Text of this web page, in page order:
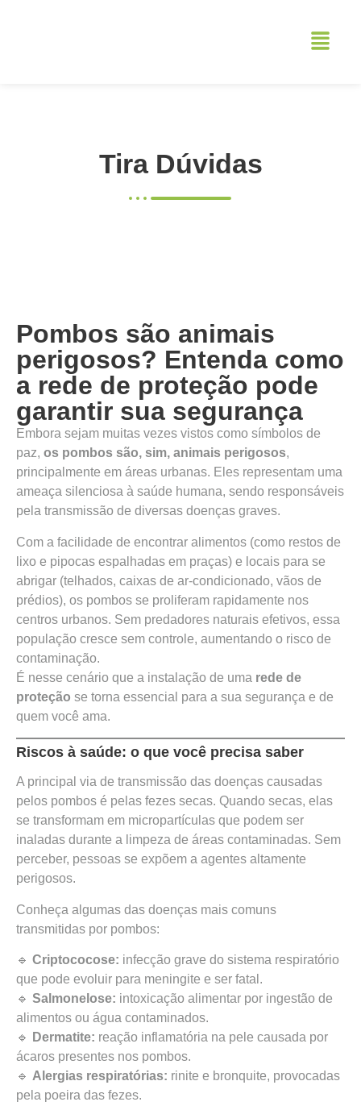
Tira Dúvidas
Pombos são animais
perigosos? Entenda como
a rede de proteção pode
garantir sua segurança
Embora sejam muitas vezes vistos como símbolos de
paz, os pombos são, sim, animais perigosos,
principalmente em áreas urbanas. Eles representam uma
ameaça silenciosa à saúde humana, sendo responsáveis
pela transmissão de diversas doenças graves.
Com a facilidade de encontrar alimentos (como restos de
lixo e pipocas espalhadas em praças) e locais para se
abrigar (telhados, caixas de ar-condicionado, vãos de
prédios), os pombos se proliferam rapidamente nos
centros urbanos. Sem predadores naturais efetivos, essa
população cresce sem controle, aumentando o risco de
contaminação.
É nesse cenário que a instalação de uma rede de
proteção se torna essencial para a sua segurança e de
quem você ama.
Riscos à saúde: o que você precisa saber
A principal via de transmissão das doenças causadas
pelos pombos é pelas fezes secas. Quando secas, elas
se transformam em micropartículas que podem ser
inaladas durante a limpeza de áreas contaminadas. Sem
perceber, pessoas se expõem a agentes altamente
perigosos.
Conheça algumas das doenças mais comuns
transmitidas por pombos:
🔹 Criptococose: infecção grave do sistema respiratório
que pode evoluir para meningite e ser fatal.
🔹 Salmonelose: intoxicação alimentar por ingestão de
alimentos ou água contaminados.
🔹
Dermatite: reação inflamatória na pele causada por
ácaros presentes nos pombos.
🔹 Alergias respiratórias: rinite e bronquite, provocadas
pela poeira das fezes.